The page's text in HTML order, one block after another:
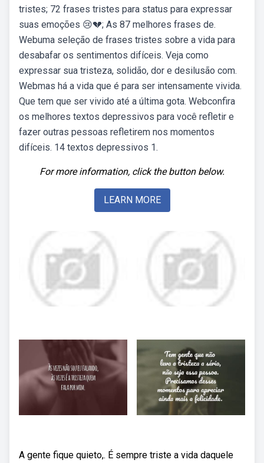
tristes; 72 frases tristes para status para expressar
suas emoções 😢💔; As 87 melhores frases de.
Webuma seleção de frases tristes sobre a vida para
desabafar os sentimentos difíceis. Veja como
expressar sua tristeza, solidão, dor e desilusão com.
Webmas há a vida que é para ser intensamente vivida.
Que tem que ser vivido até a última gota. Webconfira
os melhores textos depressivos para você refletir e
fazer outras pessoas refletirem nos momentos
difíceis. 14 textos depressivos 1.
For more information, click the button below.
LEARN MORE
A gente fique quieto,. É sempre triste a vida daquele